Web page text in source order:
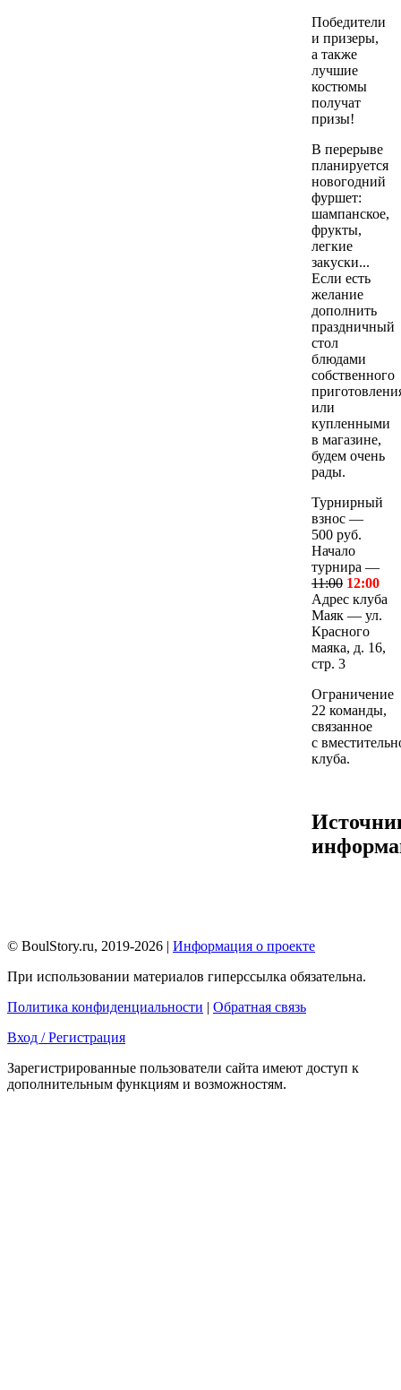
Победители
и призеры,
а также
лучшие
костюмы
получат
призы!
В перерыве
планируется
новогодний
фуршет:
шампанское,
фрукты,
легкие
закуски...
Если есть
желание
дополнить
праздничный
стол
блюдами
собственного
или
купленными
в магазине,
будем очень
рады.
Турнирный
взнос —
500 руб.
Начало
турнира —
11:00 12:00
Адрес клуба
Маяк — ул.
Красного
маяка, д. 16,
стр. 3
Ограничение
22 команды,
связанное
с
клуба.
© BoulStory.ru, 2019-2026 | Информация о проекте
При использовании материалов гиперссылка обязательна.
Политика конфиденциальности | Обратная связь
Вход / Регистрация
Зарегистрированные пользователи сайта имеют доступ к
дополнительным функциям и возможностям.